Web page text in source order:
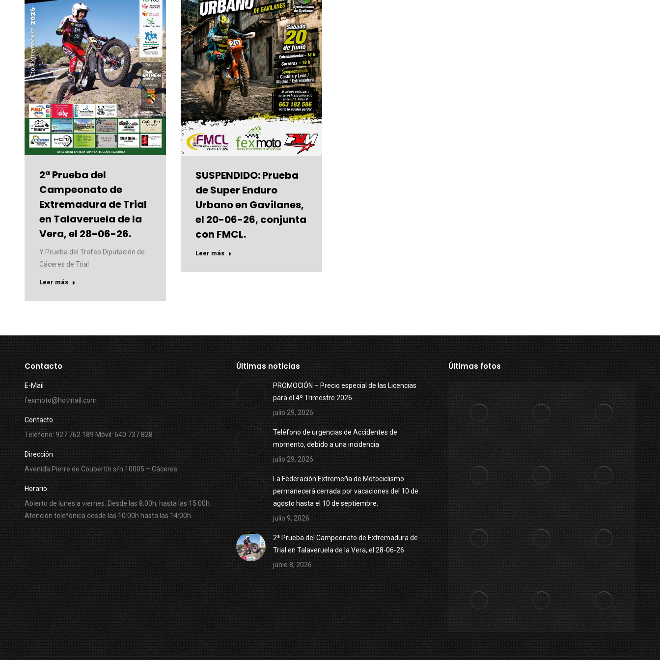
2ª Prueba del
Campeonato de
Extremadura de Trial
en Talaveruela de la
Vera, el 28-06-26.
Y Prueba del Trofeo Diputación de
Cáceres de Trial
Leer más
SUSPENDIDO: Prueba
de Super Enduro
Urbano en Gavilanes,
el 20-06-26, conjunta
con FMCL.
Leer más
Contacto
E-Mail
fexmoto@hotmail.com
Contacto
Teléfono: 927 762 189 Móvil: 640 737 828
Dirección
Avenida Pierre de Coubertín s/n 10005 – Cáceres
Horario
Abierto de lunes a viernes. Desde las 8:00h, hasta las 15:00h.
Atención telefónica desde las 10:00h hasta las 14:00h.
Últimas noticias
PROMOCIÓN – Precio especial de las Licencias
para el 4º Trimestre 2026.
julio 29, 2026
Teléfono de urgencias de Accidentes de
momento, debido a una incidencia
julio 29, 2026
La Federación Extremeña de Motociclismo
permanecerá cerrada por vacaciones del 10 de
agosto hasta el 10 de septiembre.
julio 9, 2026
2ª Prueba del Campeonato de Extremadura de
Trial en Talaveruela de la Vera, el 28-06-26.
junio 8, 2026
Últimas fotos